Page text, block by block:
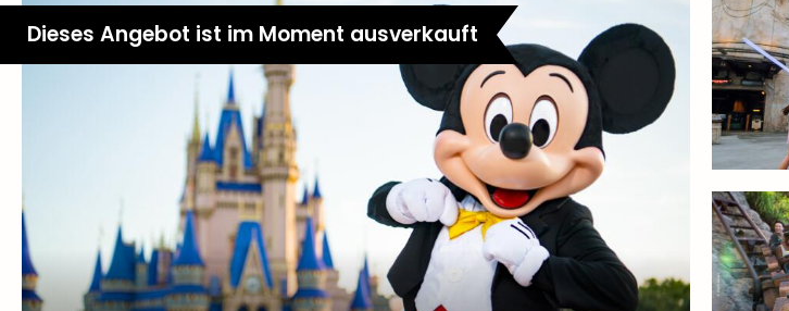
Dieses Angebot ist im Moment ausverkauft